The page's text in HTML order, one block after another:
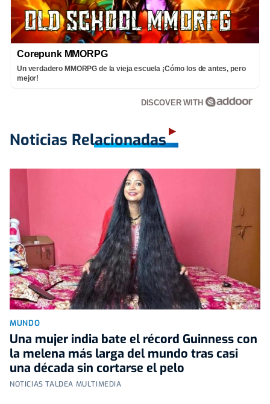
Corepunk MMORPG
Un verdadero MMORPG de la vieja escuela ¡Cómo los de antes, pero
mejor!
DISCOVER WITH
Noticias Relacionadas
MUNDO
Una mujer india bate el récord Guinness con
la melena más larga del mundo tras casi
una década sin cortarse el pelo
NOTICIAS TALDEA MULTIMEDIA